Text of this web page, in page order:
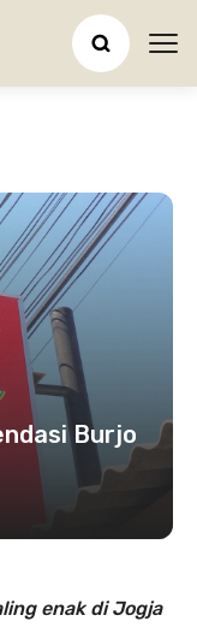
Burjo
enak di Jogja